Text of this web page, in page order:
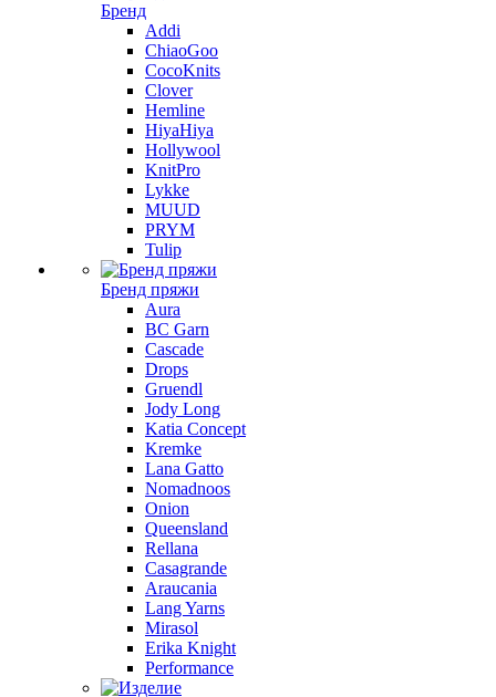
Бренд
Addi
ChiaoGoo
CocoKnits
Clover
Hemline
HiyaHiya
Hollywool
KnitPro
Lykke
MUUD
PRYM
Tulip
Бренд пряжи
Aura
BC Garn
Cascade
Drops
Gruendl
Jody Long
Katia Concept
Kremke
Lana Gatto
Nomadnoos
Onion
Queensland
Rellana
Casagrande
Araucania
Lang Yarns
Mirasol
Erika Knight
Performance